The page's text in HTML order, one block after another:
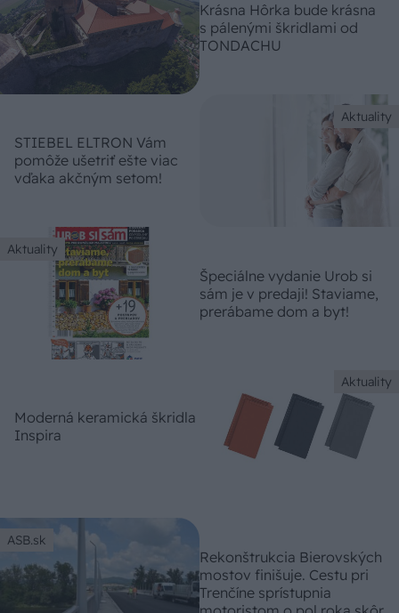
Krásna Hôrka bude krásna
s pálenými škridlami od
TONDACHU
Aktuality
STIEBEL ELTRON Vám
pomôže ušetriť ešte viac
vďaka akčným setom!
Aktuality
Špeciálne vydanie Urob si
sám je v predaji! Staviame,
prerábame dom a byt!
Aktuality
Moderná keramická škridla
Inspira
ASB.sk
Rekonštrukcia Bierovských
mostov finišuje. Cestu pri
Trenčíne sprístupnia